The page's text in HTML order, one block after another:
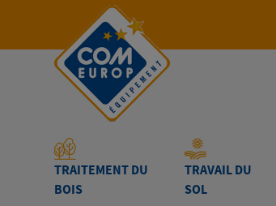
TRAITEMENT DU
BOIS
TRAVAIL DU
SOL